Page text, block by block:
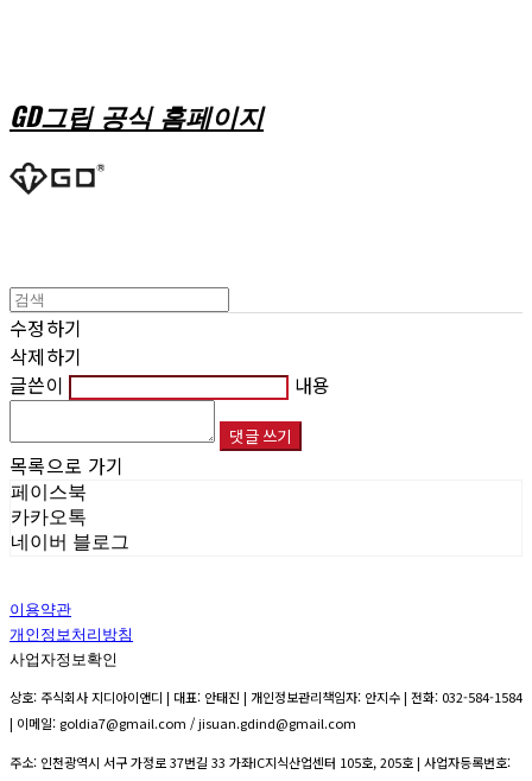
GD그립 공식 홈페이지
수정하기
삭제하기
글쓴이
내용
댓글 쓰기
목록으로 가기
페이스북
카카오톡
네이버 블로그
이용약관
개인정보처리방침
사업자정보확인
상호: 주식회사 지디아이앤디 | 대표: 안태진 | 개인정보관리책임자: 안지수 | 전화: 032-584-1584
| 이메일: goldia7@gmail.com / jisuan.gdind@gmail.com
주소: 인천광역시 서구 가정로 37번길 33 가좌IC지식산업센터 105호, 205호 | 사업자등록번호: